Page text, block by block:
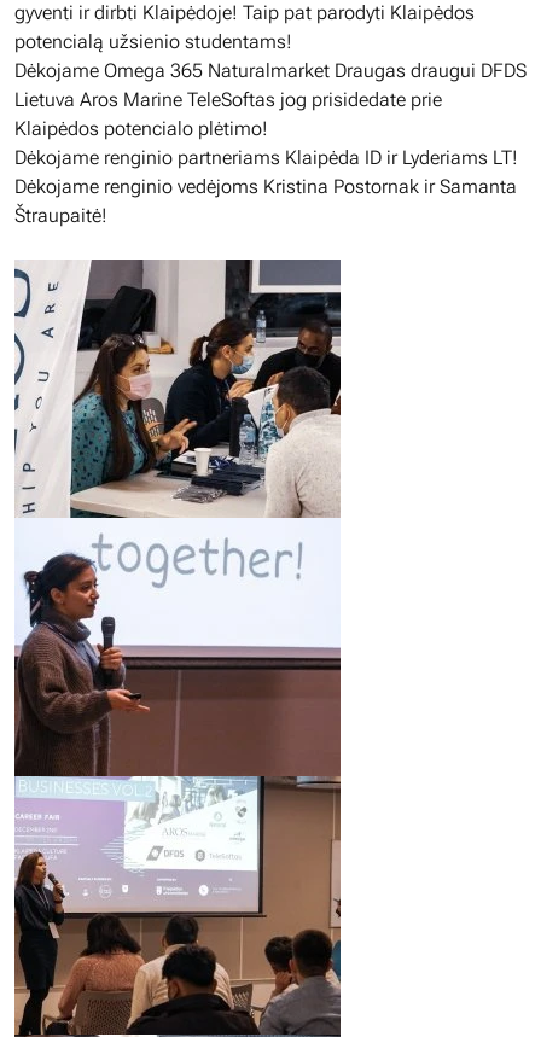
gyventi ir dirbti Klaipėdoje! Taip pat parodyti Klaipėdos
potencialą užsienio studentams!
Dėkojame Omega 365 Naturalmarket Draugas draugui DFDS
Lietuva Aros Marine TeleSoftas jog prisidedate prie
Klaipėdos potencialo plėtimo!
Dėkojame renginio partneriams Klaipėda ID ir Lyderiams LT!
Dėkojame renginio vedėjoms Kristina Postornak ir Samanta
Štraupaitė!